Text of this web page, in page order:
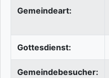
Gemeindeart:
Gottesdienst:
Gemeindebesucher: